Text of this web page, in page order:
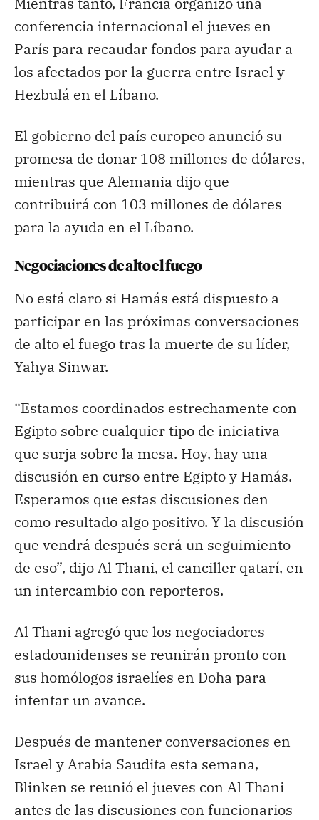
conferencia internacional el jueves en
París para recaudar fondos para ayudar a
los afectados por la guerra entre Israel y
Hezbulá en el Líbano.
El gobierno del país europeo anunció su
promesa de donar 108 millones de dólares,
mientras que Alemania dijo que
contribuirá con 103 millones de dólares
para la ayuda en el Líbano.
Negociaciones de alto el fuego
No está claro si Hamás está dispuesto a
participar en las próximas conversaciones
de alto el fuego tras la muerte de su líder,
Yahya Sinwar.
“Estamos coordinados estrechamente con
Egipto sobre cualquier tipo de iniciativa
que surja sobre la mesa. Hoy, hay una
discusión en curso entre Egipto y Hamás.
Esperamos que estas discusiones den
como resultado algo positivo. Y la discusión
que vendrá después será un seguimiento
de eso”, dijo Al Thani, el canciller qatarí, en
un intercambio con reporteros.
Al Thani agregó que los negociadores
estadounidenses se reunirán pronto con
sus homólogos israelíes en Doha para
intentar un avance.
Después de mantener conversaciones en
Israel y Arabia Saudita esta semana,
Blinken se reunió el jueves con Al Thani
antes de las discusiones con funcionarios